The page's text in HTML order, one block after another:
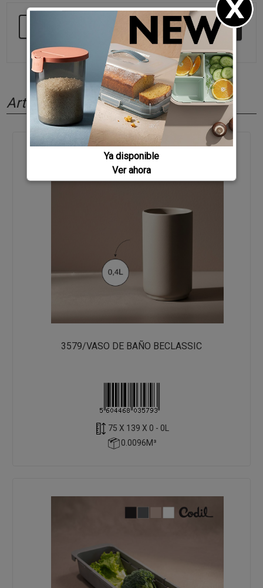
SEGUIR COMPRANDO
Artículos relacionados
3579/VASO DE BAÑO BECLASSIC
75 X 139 X 0 - 0L
0.0096M³
Ya disponible
Ver ahora